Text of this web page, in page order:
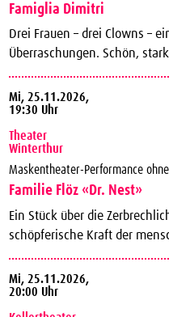
Famiglia Dimitri
Drei Frauen – drei Clowns –
Überraschungen. Schön,
Mi, 25.11.2026,
19:30 Uhr
Theater
Winterthur
Maskentheater-Performance
Familie Flöz «Dr. Nest»
Ein Stück über die
schöpferische Kraft der
Mi, 25.11.2026,
20:00 Uhr